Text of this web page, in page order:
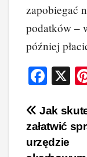
zapobiegać
podatków –
później
F
c
e
b
X
wpisu
Jak
załatwić
urzędzie